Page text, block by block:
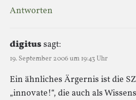
Antworten
digitussagt:
19. September 2006 um 19:43 Uhr
Ein ähnliches Ärgernis ist die
„innovate!“, die auch als